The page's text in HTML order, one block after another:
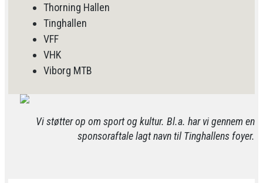
Thorning Hallen
Tinghallen
VFF
VHK
Viborg MTB
Vi støtter op om sport og kultur. Bl.a. har vi gennem en
sponsoraftale lagt navn til Tinghallens foyer.